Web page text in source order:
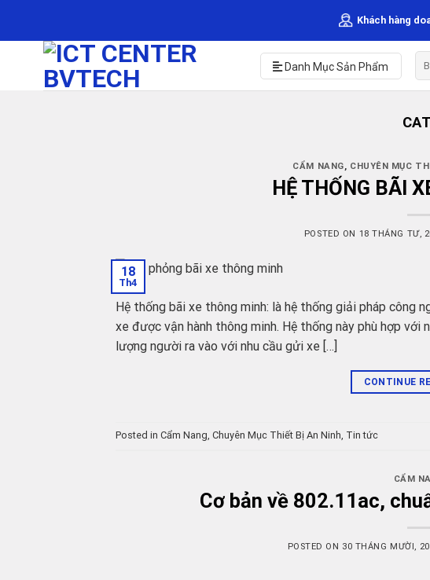
Khách hàng
Danh Mục Sản Phẩm
CẨM NANG, CHUYÊN MỤC
HỆ THỐNG BÃI
POSTED ON 18 THÁNG TƯ,
18
Th4
Hệ thống bãi xe thông minh: là hệ thống giải pháp công
xe được vận hành thông minh. Hệ thống này phù hợp
lượng người ra vào với nhu cầu gửi xe […]
CONTINUE
Posted in Cẩm Nang, Chuyên Mục Thiết Bị An Ninh, Tin tức
CẨM
Cơ bản về 802.11ac,
POSTED ON 30 THÁNG MƯỜI,